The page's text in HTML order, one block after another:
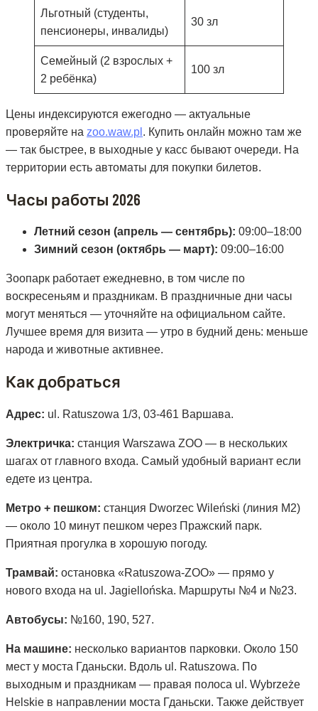
Льготный (студенты,
пенсионеры, инвалиды)
30 зл
Семейный (2 взрослых +
2 ребёнка)
100 зл
Цены индексируются ежегодно — актуальные
проверяйте на zoo.waw.pl . Купить онлайн можно там же
— так быстрее, в выходные у касс бывают очереди. На
территории есть автоматы для покупки билетов.
Часы работы 2026
Летний сезон (апрель — сентябрь): 09:00–18:00
Зимний сезон (октябрь — март): 09:00–16:00
Зоопарк работает ежедневно, в том числе по
воскресеньям и праздникам. В праздничные дни часы
могут меняться — уточняйте на официальном сайте.
Лучшее время для визита — утро в будний день: меньше
народа и животные активнее.
Как добраться
Адрес: ul. Ratuszowa 1/3, 03-461 Варшава.
Электричка: станция Warszawa ZOO — в нескольких
шагах от главного входа. Самый удобный вариант если
едете из центра.
Метро + пешком: станция Dworzec Wileński (линия M2)
— около 10 минут пешком через Пражский парк.
Приятная прогулка в хорошую погоду.
Трамвай: остановка «Ratuszowa-ZOO» — прямо у
нового входа на ul. Jagiellońska. Маршруты №4 и №23.
Автобусы: №160, 190, 527.
На машине: несколько вариантов парковки. Около 150
мест у моста Гданьски. Вдоль ul. Ratuszowa. По
выходным и праздникам — правая полоса ul. Wybrzeże
Helskie в направлении моста Гданьски. Также действует